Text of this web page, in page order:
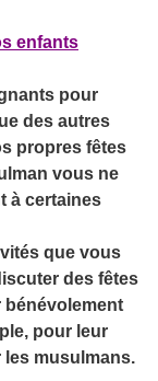
enfants
pour
des autres
propres fêtes
vous ne
à certaines
que vous
des fêtes
bénévolement
pour leur
musulmans.